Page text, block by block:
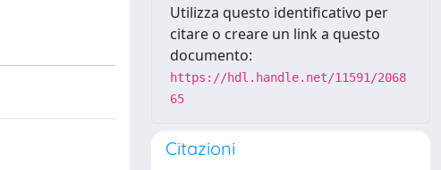
Utilizza questo identificativo per
citare o creare un link a questo
documento:
https://hdl.handle.net/11591/2068
65
Citazioni